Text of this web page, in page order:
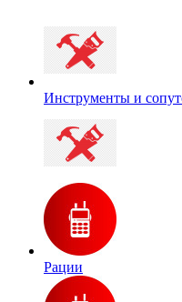
Инструменты и
Рации